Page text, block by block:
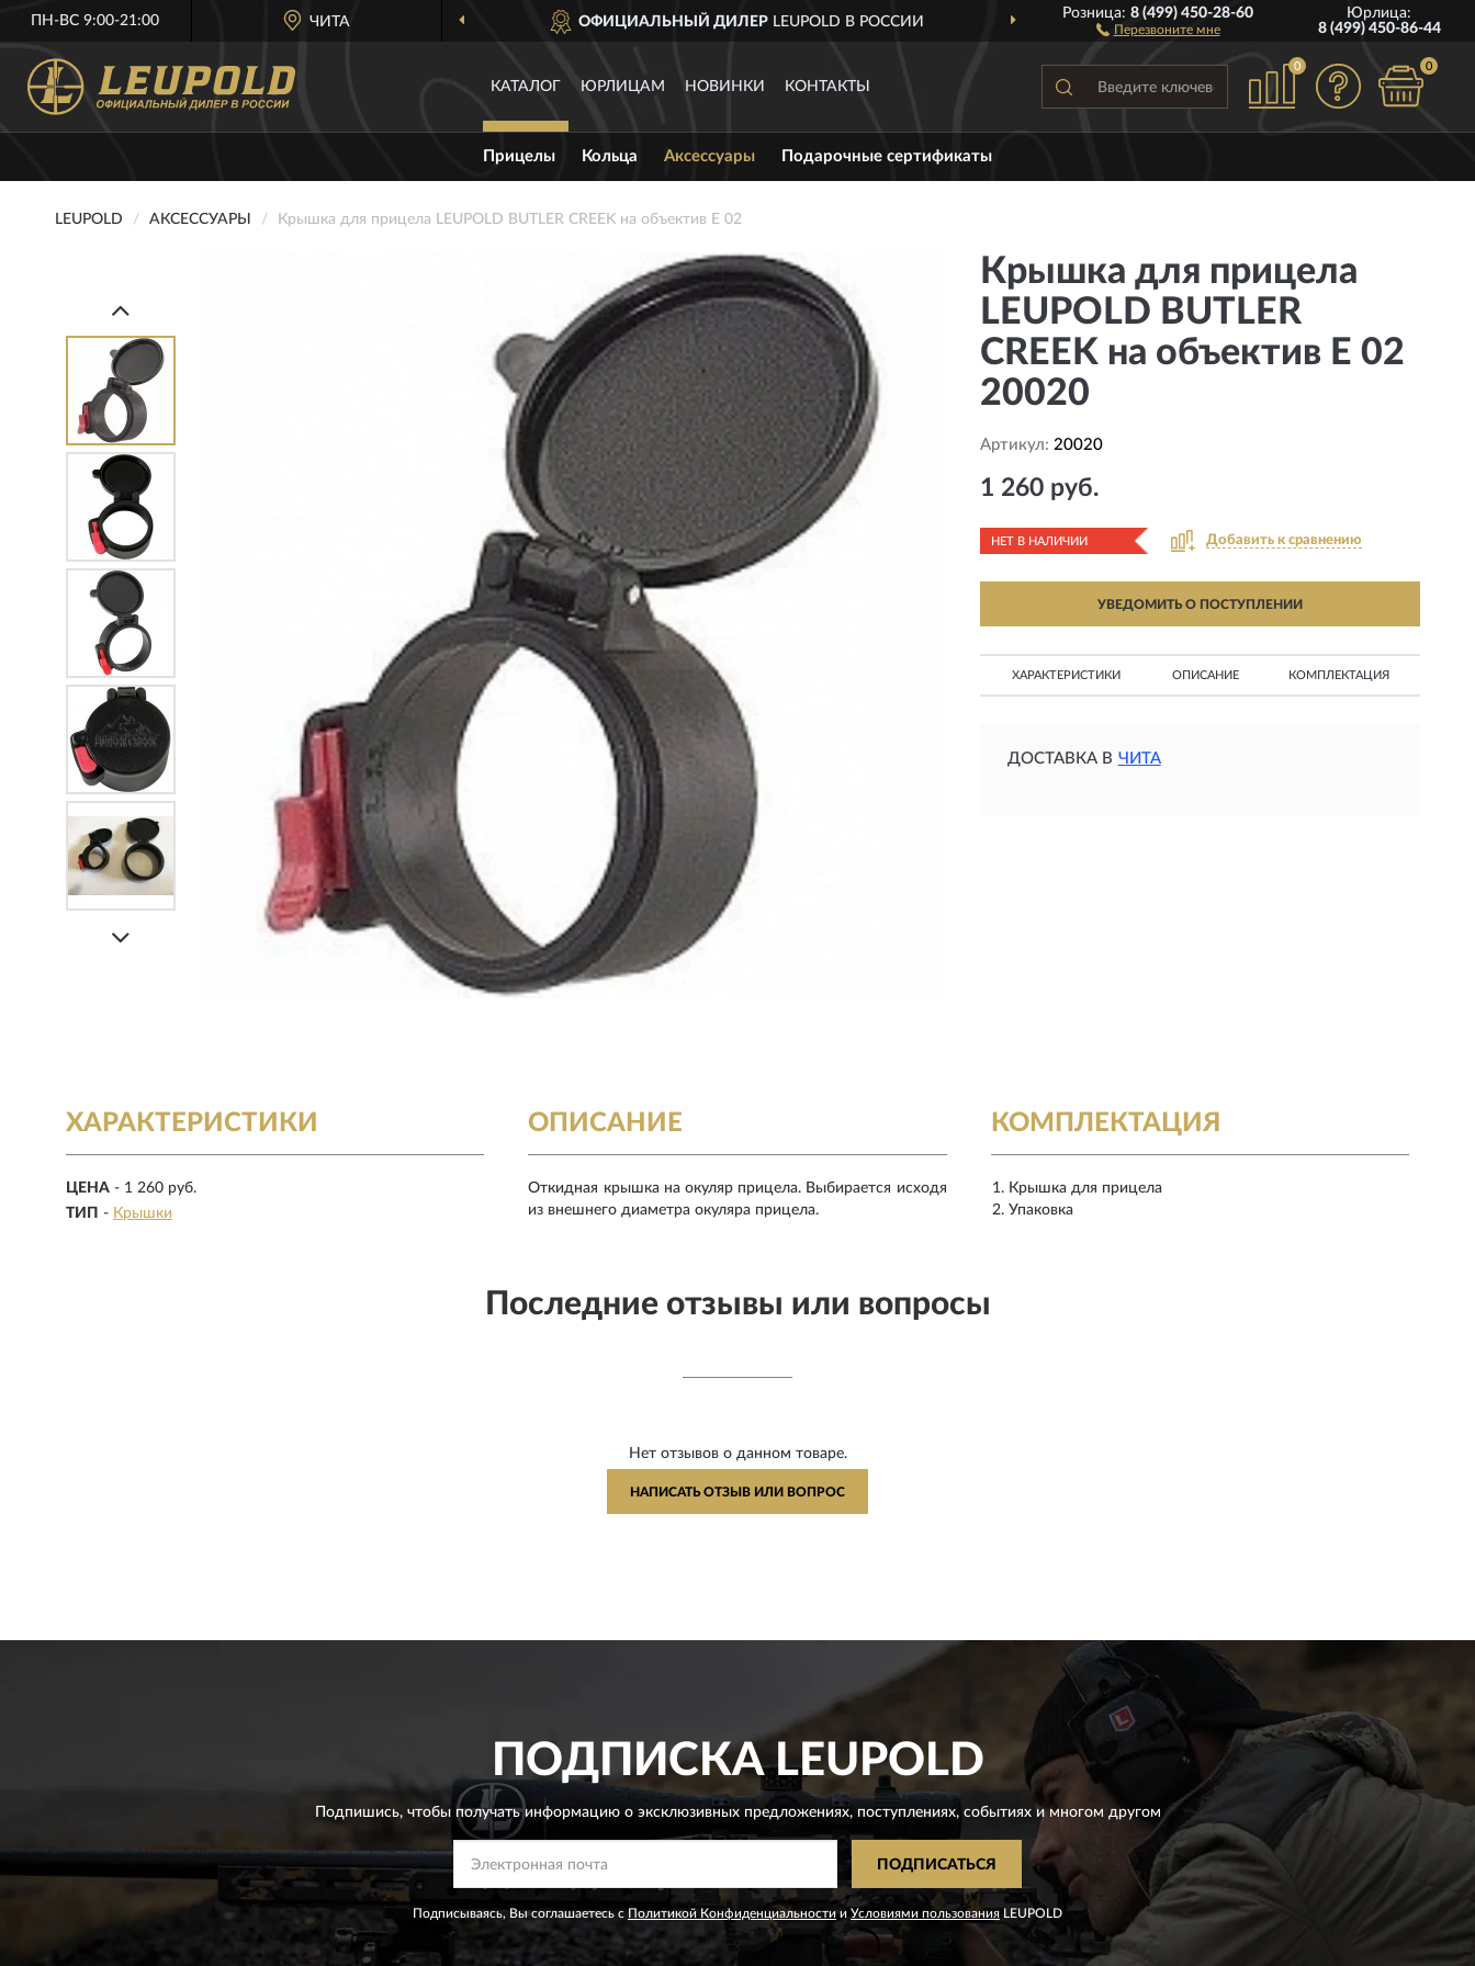
ПН-ВС 9:00-21:00 ЧИТА ОФИЦИАЛЬНЫЙ ДИЛЕР LEUPOLD В РОССИИ ДОСТАВИМ ПО ВСЕЙ РОССИИ
Розница:8 (499) 450-28-60
Перезвоните мне
Юрлица:
8 (499) 450-86-44
КАТАЛОГ ЮРЛИЦАМ НОВИНКИ КОНТАКТЫ
0 0
Прицелы Кольца Аксессуары Подарочные сертификаты
LEUPOLD АКСЕССУАРЫ Крышка для прицела LEUPOLD BUTLER CREEK на объектив E 02
Крышка для прицела
LEUPOLD BUTLER
CREEK на объектив E 02
20020
Артикул: 20020
1 260 руб.
НЕТ В НАЛИЧИИ Добавить к сравнению
УВЕДОМИТЬ О ПОСТУПЛЕНИИ
ХАРАКТЕРИСТИКИ ОПИСАНИЕ КОМПЛЕКТАЦИЯ
ДОСТАВКА В ЧИТА
ХАРАКТЕРИСТИКИ
ЦЕНА - 1 260 руб.
ТИП - Крышки
КОМПЛЕКТАЦИЯ
Крышка для прицела
Упаковка
ОПИСАНИЕ
Откидная крышка на окуляр прицела. Выбирается исходя
из внешнего диаметра окуляра прицела.
Последние отзывы или вопросы
Нет отзывов о данном товаре.
НАПИСАТЬ ОТЗЫВ ИЛИ ВОПРОС
ПОДПИСКАLEUPOLD
Подпишись, чтобы получать информацию о эксклюзивных предложениях,поступлениях, событиях и многом другом
ПОДПИСАТЬСЯ
Подписываясь, Вы соглашаетесь с Политикой Конфиденциальности и Условиями пользования LEUPOLD